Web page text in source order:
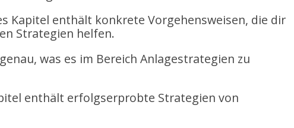
Kapitel enthält konkrete Vorgehensweisen, die dir
Strategien helfen.
was es im Bereich Anlagestrategien zu
enthält erfolgserprobte Strategien von